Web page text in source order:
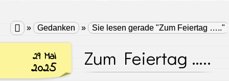
 » Gedanken » Sie lesen gerade "Zum Feiertag ….."
29 Mai
2025 Zum Feiertag …..